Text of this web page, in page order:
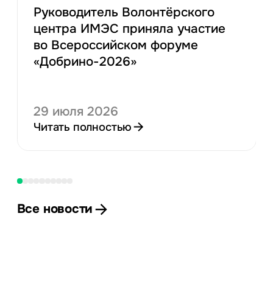
Руководитель Волонтёрского
центра ИМЭС приняла участие
во Всероссийском форуме
«Добрино-2026»
29 июля 2026
Читать полностью
Все новости